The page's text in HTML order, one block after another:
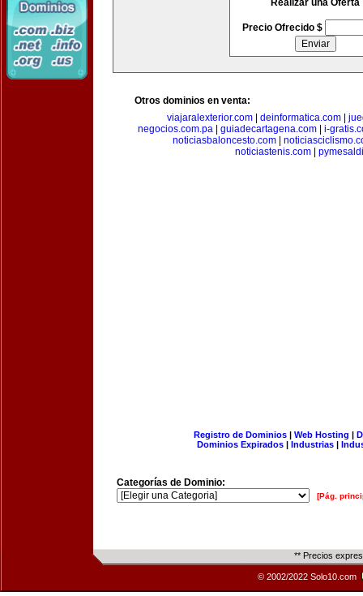
Realizar una Oferta
Precio Ofrecido $
Otros dominios en venta:
viajaralexterior.com| deinformatica.com|
negocios.com.pa| guiadecartagena.com| i-
noticiasbaloncesto.com
noticiastenis.com
Registro de Dominios| Web Hosting |
Dominios Expirados | Industrias |
Categorías de Dominio:
[Pág.
** Precios
© 2002/2022 Solo10.com